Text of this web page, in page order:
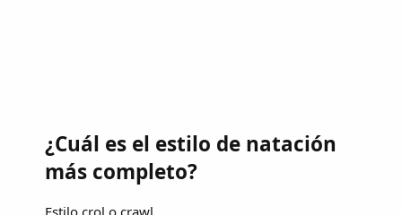
¿Cuál es el estilo de natación
más completo?